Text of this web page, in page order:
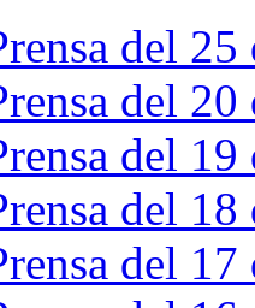
del
del
del
del
del